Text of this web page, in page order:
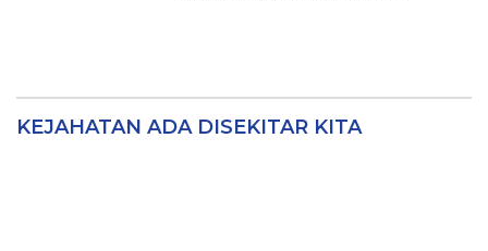
KEJAHATAN ADA DISEKITAR KITA